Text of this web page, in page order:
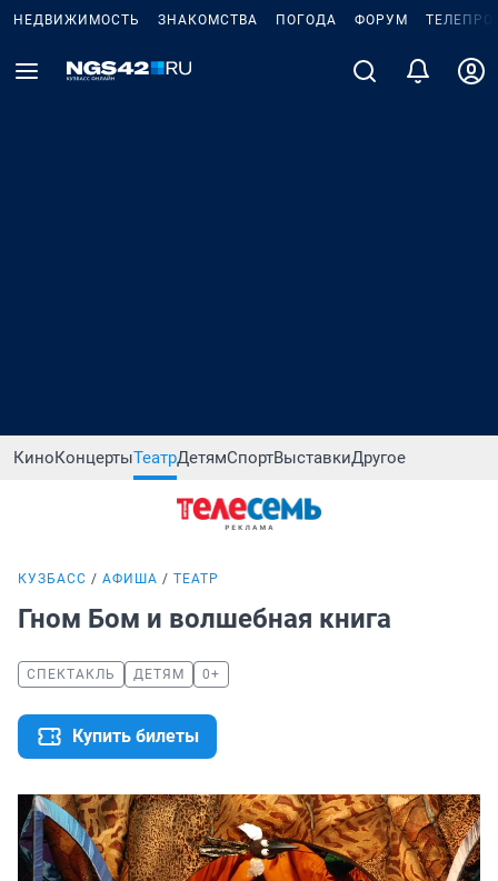
НЕДВИЖИМОСТЬ ЗНАКОМСТВА ПОГОДА ФОРУМ
КиноКонцертыТеатрДетямСпортВыставкиДругое
КУЗБАСС АФИША ТЕАТР
Гном Бом и волшебная книга
СПЕКТАКЛЬ ДЕТЯМ 0+
Купить билеты